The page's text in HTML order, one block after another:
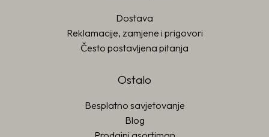
Dostava
Reklamacije, zamjene i prigovori
Često postavljena pitanja
Ostalo
Besplatno savjetovanje
Blog